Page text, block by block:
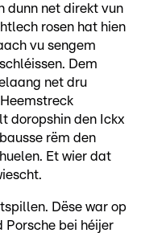
dunn net direkt vun
rosen hat hien
vu sengem
Dem
net dru
doropshin den Ickx
rëm den
Et wier dat
Dëse war op
Porsche bei héijer